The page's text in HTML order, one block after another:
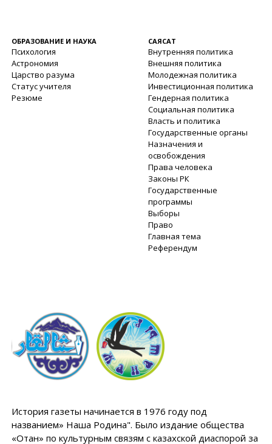
ОБРАЗОВАНИЕ И НАУКА
Психология
Астрономия
Царство разума
Статус учителя
Резюме
САЯСАТ
Внутренняя политика
Внешняя политика
Молодежная политика
Инвестиционная политика
Гендерная политика
Социальная политика
Власть и политика
Государственные органы
Назначения и
освобождения
Права человека
Законы РК
Государственные
программы
Выборы
Право
Главная тема
Референдум
История газеты начинается в 1976 году под
названием» Наша Родина". Было издание общества
«Отан» по культурным связям с казахской диаспорой за